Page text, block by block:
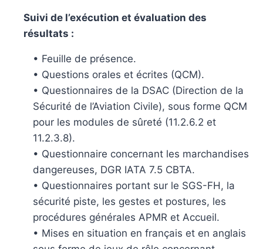
Suivi de l’exécution et évaluation des
résultats :
• Feuille de présence.
• Questions orales et écrites (QCM).
• Questionnaires de la DSAC (Direction de la
Sécurité de l’Aviation Civile), sous forme QCM
pour les modules de sûreté (11.2.6.2 et
11.2.3.8).
• Questionnaire concernant les marchandises
dangereuses, DGR IATA 7.5 CBTA.
• Questionnaires portant sur le SGS-FH, la
sécurité piste, les gestes et postures, les
procédures générales APMR et Accueil.
• Mises en situation en français et en anglais